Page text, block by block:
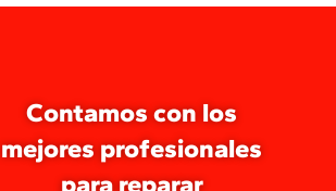
Contamos con los
mejores profesionales
para reparar